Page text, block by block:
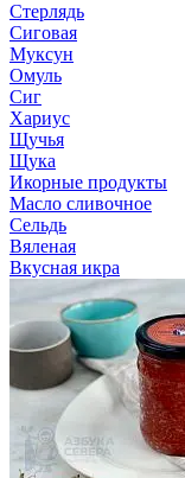
Стерлядь
Сиговая
Муксун
Омуль
Сиг
Хариус
Щучья
Щука
Икорные продукты
Масло сливочное
Сельдь
Вяленая
Вкусная икра